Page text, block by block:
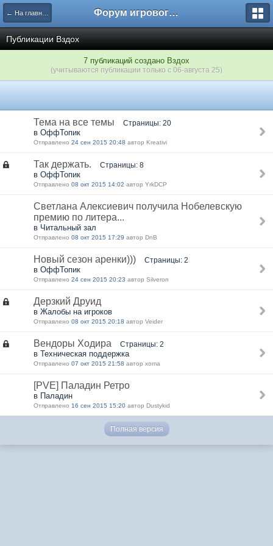
← На главную Форум игрового проекта Riverrise
Публикации Вздох
7 публикаций создано Вздох
(учитываются публикации только с 06-августа 25)
Тема на все темы Страницы: 20
в ОффТопик
Отправлено 24 сен 2015 20:48 автор Kreativi
Так держать. Страницы: 8
в ОффТопик
Отправлено 08 окт 2015 14:02 автор YrkDCP
Светлана Алексиевич получила Нобелевскую
премию по литера...
в Читальный зал
Отправлено 08 окт 2015 17:29 автор DnB
Новый сезон аренки))) Страницы: 2
в ОффТопик
Отправлено 24 сен 2015 20:23 автор Silveron
Дерзкий Друид
в Жалобы на игроков
Отправлено 08 окт 2015 20:18 автор Veider
Вендоры Ходира Страницы: 2
в Техническая поддержка
Отправлено 07 окт 2015 21:58 автор xoma
[PVE] Паладин Ретро
в Паладин
Отправлено 16 сен 2015 15:20 автор Dustykid
Полная версия